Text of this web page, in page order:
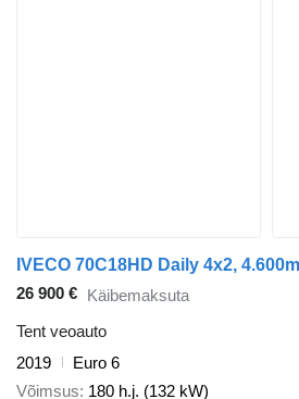
26 900 € Käibemaksuta
Tent veoauto
2019
Euro 6
Võimsus 180 h.j. (132 kW)